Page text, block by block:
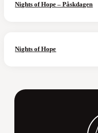
Nights of Hope – Påskdagen
Nights of Hope